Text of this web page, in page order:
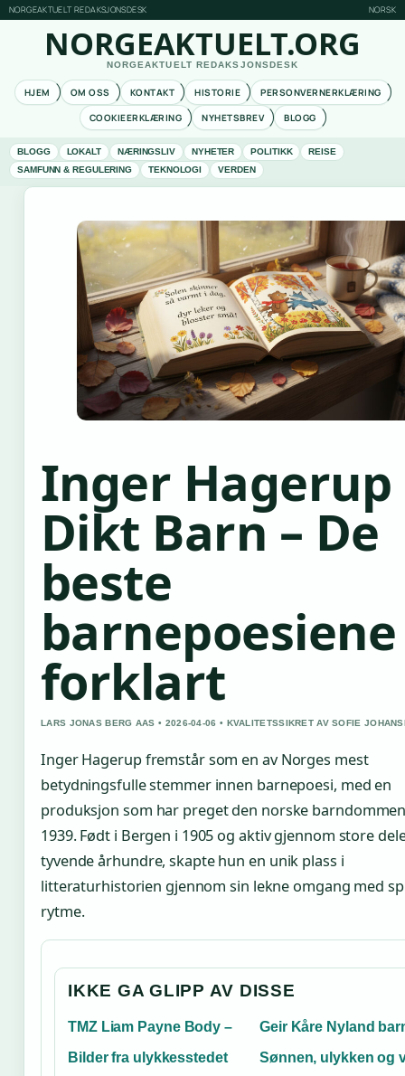
NORGEAKTUELT REDAKSJONSDESK NORSK
NORGEAKTUELT.ORG
NORGEAKTUELT REDAKSJONSDESK
HJEM OM OSS KONTAKT HISTORIE
PERSONVERNERKLÆRING
COOKIEERKLÆRING
NYHETSBREV BLOGG
BLOGG LOKALT NÆRINGSLIV NYHETER POLITIKK
REISE
SAMFUNN & REGULERING
TEKNOLOGI VERDEN
Inger Hagerup
Dikt Barn – De
beste
barnepoesiene
forklart
LARS JONAS BERG AAS • 2026-04-06 • KVALITETSSIKRET AV SOFIE
Inger Hagerup fremstår som en av Norges mest
betydningsfulle stemmer innen barnepoesi, med en
produksjon som har preget den norske
1939. Født i Bergen i 1905 og aktiv gjennom store
tyvende århundre, skapte hun en unik plass i
litteraturhistorien gjennom sin lekne omgang med
rytme.
IKKE GA GLIPP AV DISSE
TMZ Liam Payne Body –
Bilder fra ulykkesstedet
Geir Kåre Nyland
Sønnen, ulykken og